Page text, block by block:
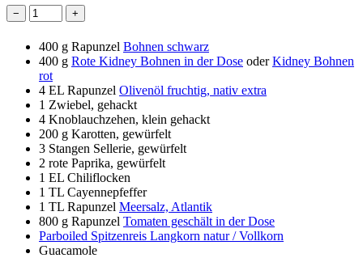
− +
400 g Rapunzel Bohnen schwarz
400 g Rote Kidney Bohnen in der Dose oderKidney Bohnen
rot
4 EL Rapunzel Olivenöl fruchtig, nativ extra
1 Zwiebel, gehackt
4 Knoblauchzehen, klein gehackt
200 g Karotten, gewürfelt
3 Stangen Sellerie, gewürfelt
2 rote Paprika, gewürfelt
1 EL Chiliflocken
1 TL Cayennepfeffer
1 TL Rapunzel Meersalz, Atlantik
800 g Rapunzel Tomaten geschält in der Dose
Parboiled Spitzenreis Langkorn natur / Vollkorn
Guacamole